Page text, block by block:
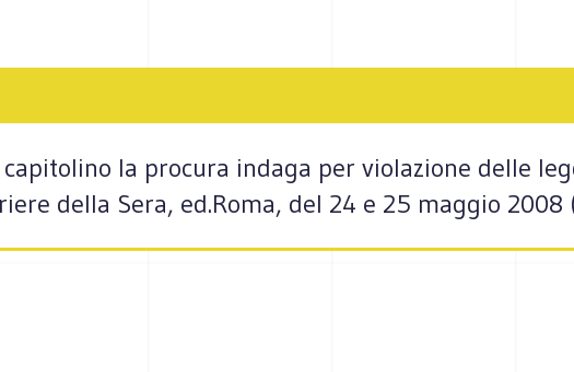
la procura indaga per violazione delle
della Sera, ed.Roma, del 24 e 25 maggio 2008